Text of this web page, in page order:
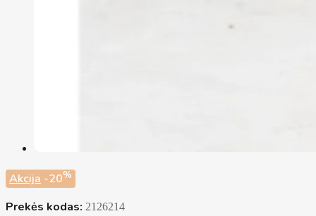
Akcija -20%
Prekės kodas: 2126214